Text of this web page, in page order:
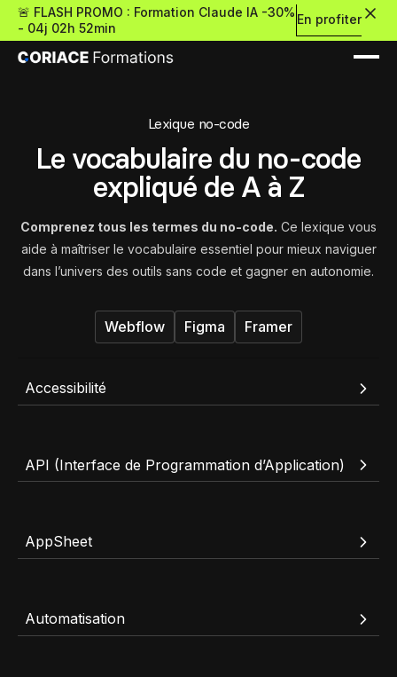
🚨 FLASH PROMO : Formation Claude IA -30%
- 04j 02h 52min
En profiter
Retour
Pour découvrir le no-
Composants
Ressources & actualités
Lexique No-code
Nouveau
L'agence
Lexique no-code
Le vocabulaire du no-code
expliqué de A à Z
Comprenez tous les termes du no-code. Ce lexique vous
aide à maîtriser le vocabulaire essentiel pour mieux naviguer
dans l’univers des outils sans code et gagner en autonomie.
Webflow Figma Framer
Accessibilité
API (Interface de Programmation d’Application)
AppSheet
Automatisation